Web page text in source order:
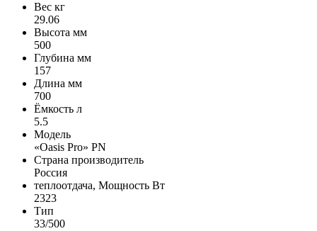
Вес кг
29.06
Высота мм
500
Глубина мм
157
Длина мм
700
Ёмкость л
5.5
Модель
«Oasis Pro» PN
Страна производитель
Россия
теплоотдача, Мощность Вт
2323
Тип
33/500